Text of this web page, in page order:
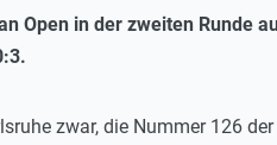
Open in der zweiten Runde
zwar, die Nummer 126